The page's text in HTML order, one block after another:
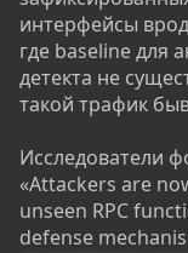
интерфейсы
где baseline для
детекта не
такой трафик
Исследователи
«Attackers are
unseen RPC
defense